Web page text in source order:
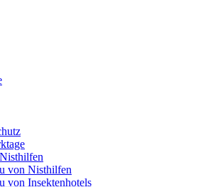
von Nisthilfen
von Insektenhotels